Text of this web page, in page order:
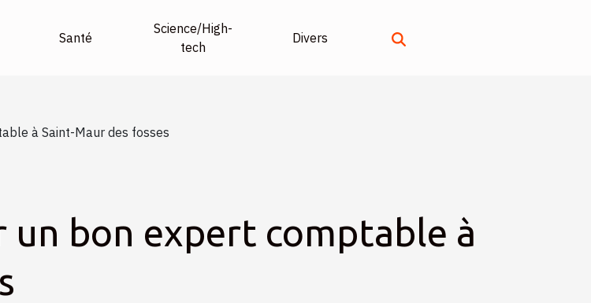
Santé
Science/High-
tech
Divers
à Saint-Maur des fosses
bon expert comptable à